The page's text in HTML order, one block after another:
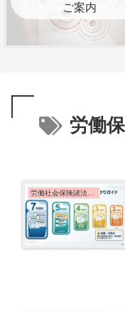
ご案内
労働
労働社会保険諸法令の基礎知識